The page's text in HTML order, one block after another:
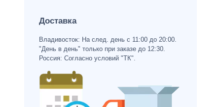
Доставка
Владивосток: На след. день с 11:00 до 20:00.
"День в день" только при заказе до 12:30.
Россия: Согласно условий "ТК".